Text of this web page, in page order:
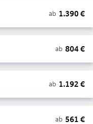
ab 1.390€
ab 804€
ab 1.192 €
ab 561 €